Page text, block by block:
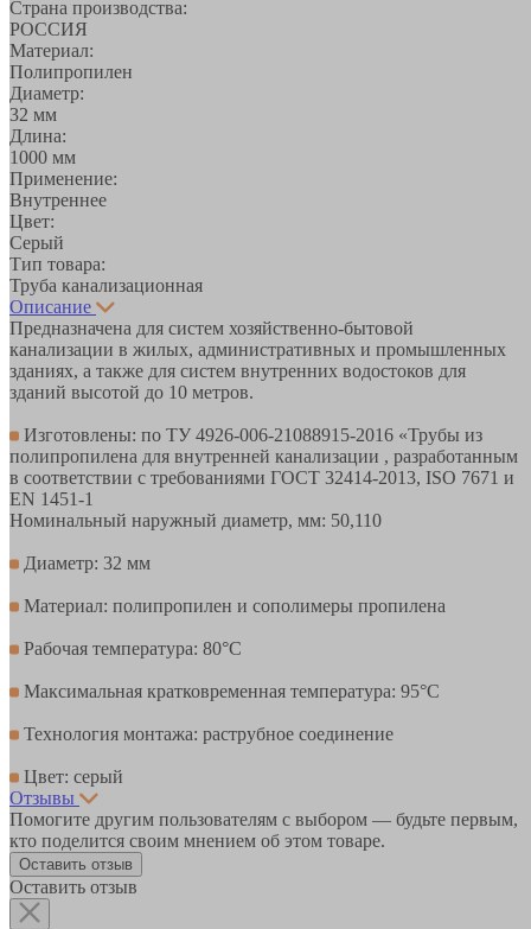
Страна производства:
РОССИЯ
Материал:
Полипропилен
Диаметр:
32 мм
Длина:
1000 мм
Применение:
Внутреннее
Цвет:
Серый
Тип товара:
Труба канализационная
Описание
Предназначена для систем хозяйственно-бытовой
канализации в жилых, административных и промышленных
зданиях, а также для систем внутренних водостоков для
зданий высотой до 10 метров.
Изготовлены: по ТУ 4926-006-21088915-2016 «Трубы из
полипропилена для внутренней канализации , разработанным
в соответствии с требованиями ГОСТ 32414-2013, ISO 7671 и
EN 1451-1
Номинальный наружный диаметр, мм: 50,110
Диаметр: 32 мм
Материал: полипропилен и сополимеры пропилена
Рабочая температура: 80°С
Максимальная кратковременная температура: 95°С
Технология монтажа: раструбное соединение
Цвет: серый
Отзывы
Помогите другим пользователям с выбором — будьте первым,
кто поделится своим мнением об этом товаре.
Оставить отзыв
Оставить отзыв